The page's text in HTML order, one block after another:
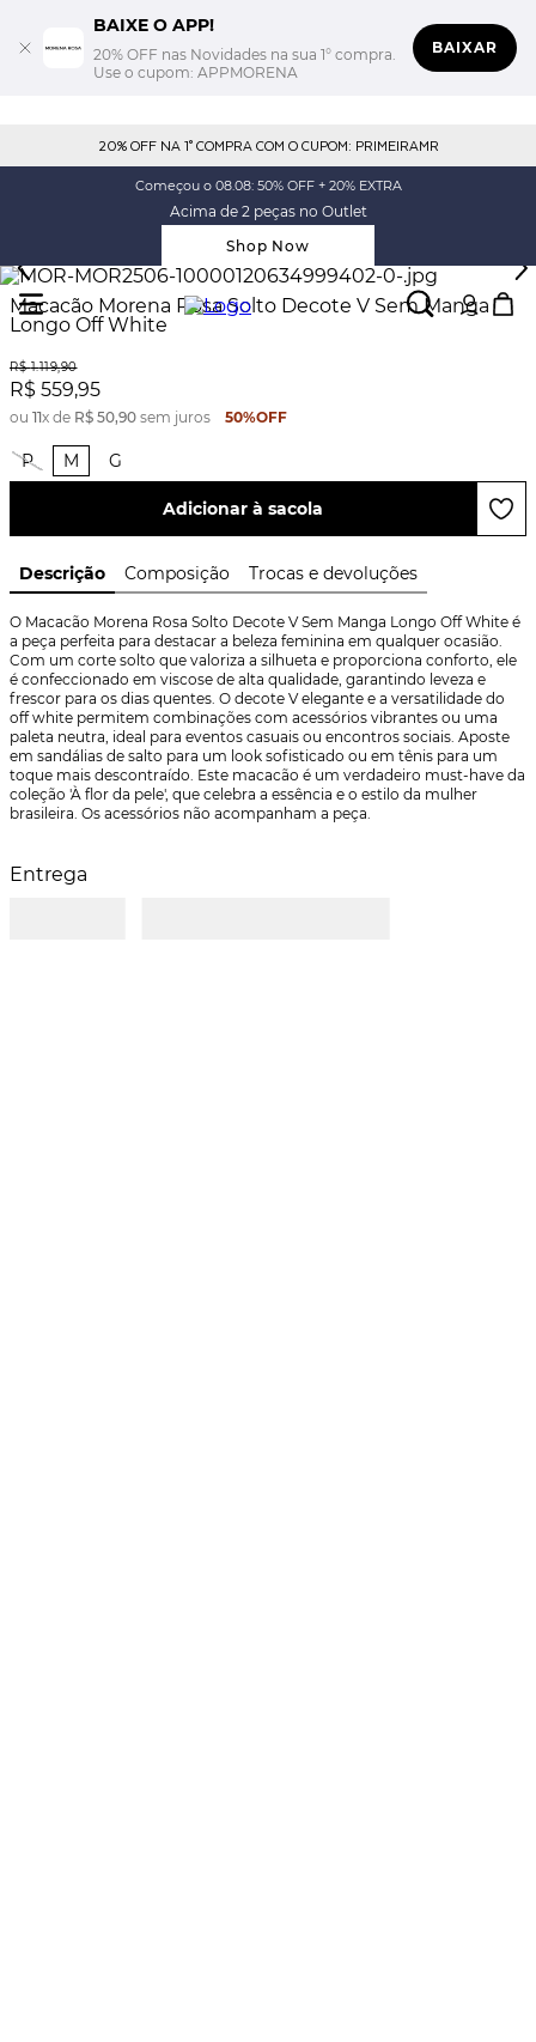
BAIXE O APP!
20% OFF nas Novidades na sua 1° compra.
Use o cupom: APPMORENA
BAIXAR
20% OFF NA 1° COMPRA COM O CUPOM: PRIMEIRAMR
Começou o 08.08: 50% OFF + 20% EXTRA
Acima de 2 peças no Outlet
Shop Now
Macacão Morena Rosa Solto Decote V Sem Manga
Longo Off White
R$ 1.119,90
R$ 559,95
ou 11x de R$ 50,90 sem juros 50%OFF
P M G
Adicionar à sacola
Descrição Composição Trocas e devoluções
O Macacão Morena Rosa Solto Decote V Sem Manga Longo Off White é
a peça perfeita para destacar a beleza feminina em qualquer ocasião.
Com um corte solto que valoriza a silhueta e proporciona conforto, ele
é confeccionado em viscose de alta qualidade, garantindo leveza e
frescor para os dias quentes. O decote V elegante e a versatilidade do
off white permitem combinações com acessórios vibrantes ou uma
paleta neutra, ideal para eventos casuais ou encontros sociais. Aposte
em sandálias de salto para um look sofisticado ou em tênis para um
toque mais descontraído. Este macacão é um verdadeiro must-have da
coleção 'À flor da pele', que celebra a essência e o estilo da mulher
brasileira. Os acessórios não acompanham a peça.
Entrega